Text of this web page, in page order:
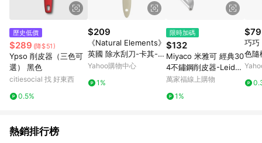
歷史低價
$289 (降$51)
Ypso 削皮器（三色可
選） 黑色
citiesocial 找 好東西
0.5%
$209
《Natural Elements》
英國 除水刮刀-卡其--
水痕刮刀 玻璃刮刀
Yahoo購物中心
1%
限時加碼
$132
Miyaco 米雅可 經典30
4不鏽鋼削皮器-Leidea
樂德兒
萬家福線上購物
1%
$79
巧巧
色隨
熱銷排行榜